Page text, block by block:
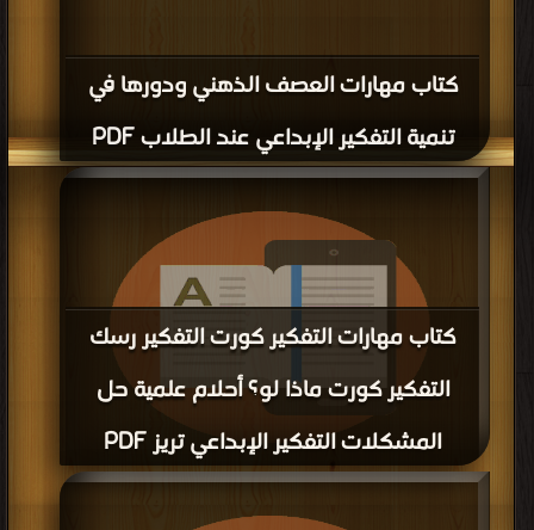
كتاب مهارات العصف الذهني ودورها في
تنمية التفكير الإبداعي عند الطلاب PDF
كتاب مهارات التفكير كورت التفكير رسك
التفكير كورت ماذا لو؟ أحلام علمية حل
المشكلات التفكير الإبداعي تريز PDF
قراءة و تحميل كتاب كتاب مهارات التفكير كورت التفكير رسك التفكير كورت ماذا لو؟
أحلام علمية حل المشكلات التفكير الإبداعي تريز PDF مجانا | مكتبة >